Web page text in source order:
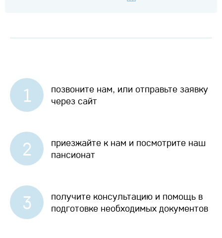
1
позвоните нам, или отправьте заявку
через сайт
2
приезжайте к нам и посмотрите наш
пансионат
3
получите консультацию и помощь в
подготовке необходимых документов